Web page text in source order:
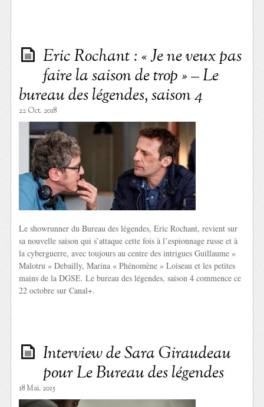
Eric Rochant : « Je ne veux pas
faire la saison de trop » – Le
bureau des légendes, saison 4
22 Oct. 2018
Le showrunner du Bureau des légendes, Eric Rochant, revient sur
sa nouvelle saison qui s’attaque cette fois à l’espionnage russe et à
la cyberguerre, avec toujours au centre des intrigues Guillaume «
Malotru » Debailly, Marina « Phénomène » Loiseau et les petites
mains de la DGSE. Le bureau des légendes, saison 4 commence ce
22 octobre sur Canal+.
Interview de Sara Giraudeau
pour Le Bureau des légendes
18 Mai. 2015